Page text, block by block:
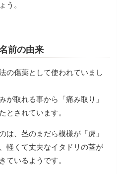
う。
前の由来
の傷薬として使われていまし
が取れる事から「痛み取り」
とされています。
は、茎のまだら模様が「虎」
軽くて丈夫なイタドリの茎が
ているようです。